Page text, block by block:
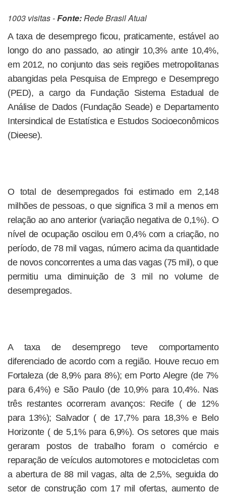
1003 visitas -Fonte:Rede Brasil Atual
A taxa de desemprego ficou, praticamente, estável ao
longo do ano passado, ao atingir 10,3% ante 10,4%,
em 2012, no conjunto das seis regiões metropolitanas
abangidas pela Pesquisa de Emprego e Desemprego
(PED), a cargo da Fundação Sistema Estadual de
Análise de Dados (Fundação Seade) e Departamento
Intersindical de Estatística e Estudos Socioeconômicos
(Dieese).
O total de desempregados foi estimado em 2,148
milhões de pessoas, o que significa 3 mil a menos em
relação ao ano anterior (variação negativa de 0,1%). O
nível de ocupação oscilou em 0,4% com a criação, no
período, de 78 mil vagas, número acima da quantidade
de novos concorrentes a uma das vagas (75 mil), o que
permitiu uma diminuição de 3 mil no volume de
desempregados.
A taxa de desemprego teve comportamento
diferenciado de acordo com a região. Houve recuo em
Fortaleza (de 8,9% para 8%); em Porto Alegre (de 7%
para 6,4%) e São Paulo (de 10,9% para 10,4%. Nas
três restantes ocorreram avanços: Recife ( de 12%
para 13%); Salvador ( de 17,7% para 18,3% e Belo
Horizonte ( de 5,1% para 6,9%). Os setores que mais
geraram postos de trabalho foram o comércio e
reparação de veículos automotores e motocicletas com
a abertura de 88 mil vagas, alta de 2,5%, seguida do
setor de construção com 17 mil ofertas, aumento de